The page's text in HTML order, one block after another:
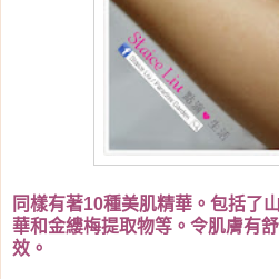
同樣有著10種美肌精華。包括了
華和金縷梅提取物等。令肌膚有
效。